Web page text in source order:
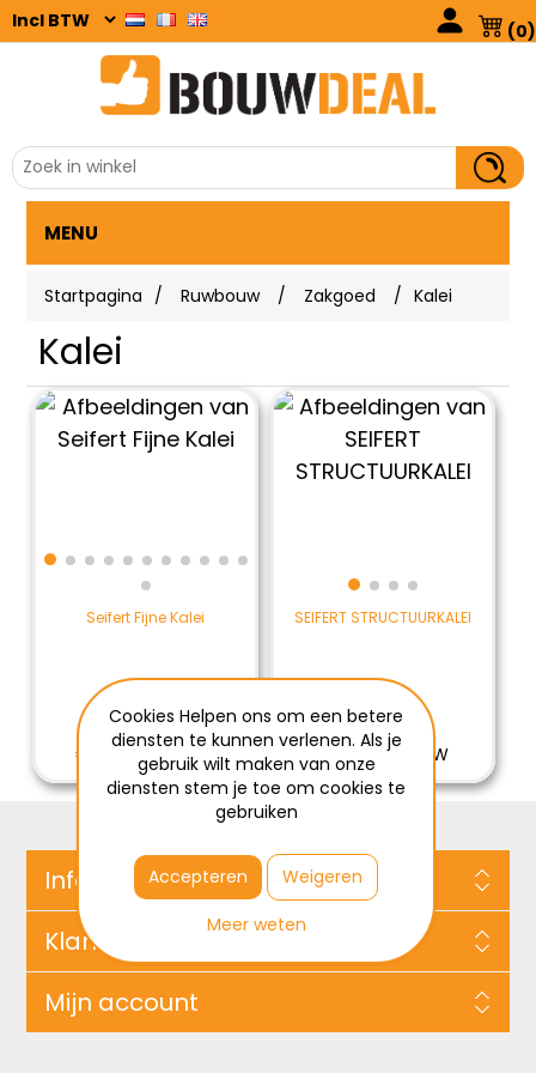
(0)
MENU
Startpagina / Ruwbouw / Zakgoed / Kalei
Kalei
Seifert Fijne Kalei
€94,00 / ZAK
€94,00 Excl BTW
SEIFERT STRUCTUURKALEI
€61,65 / ZAK
€61,65 Excl BTW
Informatie
Klantenservice
Mijn account
Cookies Helpen ons om een betere
diensten te kunnen verlenen. Als je
gebruik wilt maken van onze
diensten stem je toe om cookies te
gebruiken
Accepteren
Weigeren
Meer weten